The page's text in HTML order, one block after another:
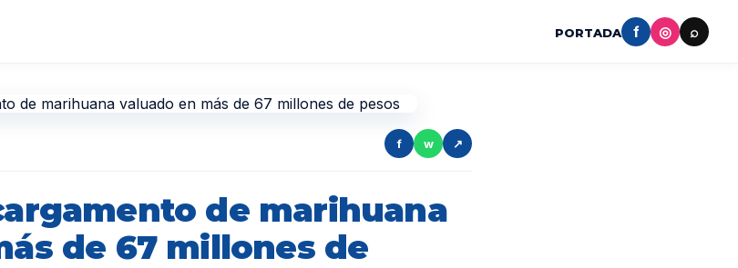
PORTADA f ◎ ⌕
f w ↗
de marihuana
de 67 millones de